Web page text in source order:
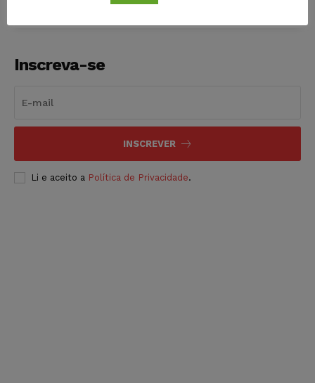
Inscreva-se
INSCREVER
Li e aceito a Política de Privacidade.